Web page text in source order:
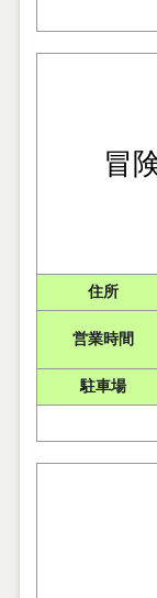
冒
住所
営業時間
駐車場